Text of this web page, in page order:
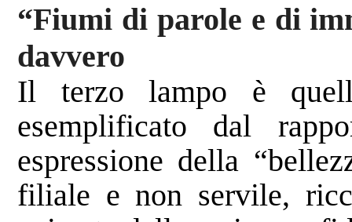
“Fiumi di parole e di
davvero
Il terzo lampo è quello
esemplificato dal
espressione della
filiale e non servile,